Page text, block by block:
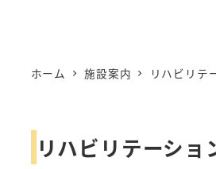
ホーム 施設案内 リハビリテ
リハビリテーショ